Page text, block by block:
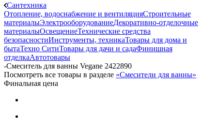
Сантехника
Отопление, водоснабжение и вентиляцияСтроительные
материалыЭлектрооборудованиеДекоративно-отделочные
материалыОсвещениеТехнические средства
безопасностиИнструменты, техникаТовары для дома и
бытаТехно СитиТовары для дачи и садаФинишная
отделкаАвтотовары
-Смеситель для ванны Vegane 2422890
Посмотреть все товары в разделе «Смесители для ванны»
Финальная цена